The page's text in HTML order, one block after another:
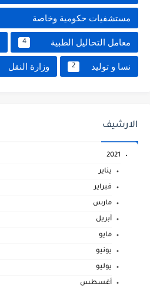
مستشفيات حكومية وخاصة
معامل التحاليل الطبية 4
نسا و توليد 2 وزارة النقل
الارشيف
2021
يناير
فبراير
مارس
أبريل
مايو
يونيو
يوليو
أغسطس